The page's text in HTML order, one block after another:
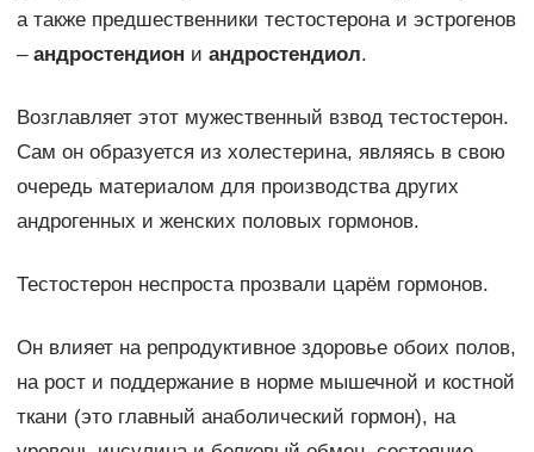
а также предшественники тестостерона и эстрогенов
– андростендион и андростендиол.
Возглавляет этот мужественный взвод тестостерон.
Сам он образуется из холестерина, являясь в свою
очередь материалом для производства других
андрогенных и женских половых гормонов.
Тестостерон неспроста прозвали царём гормонов.
Он влияет на репродуктивное здоровье обоих полов,
на рост и поддержание в норме мышечной и костной
ткани (это главный анаболический гормон), на